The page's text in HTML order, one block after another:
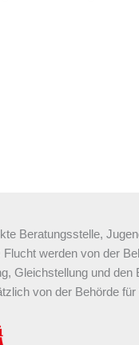
Beratungsstelle,
Flucht werden von der
Gleichstellung und
von der Behörde